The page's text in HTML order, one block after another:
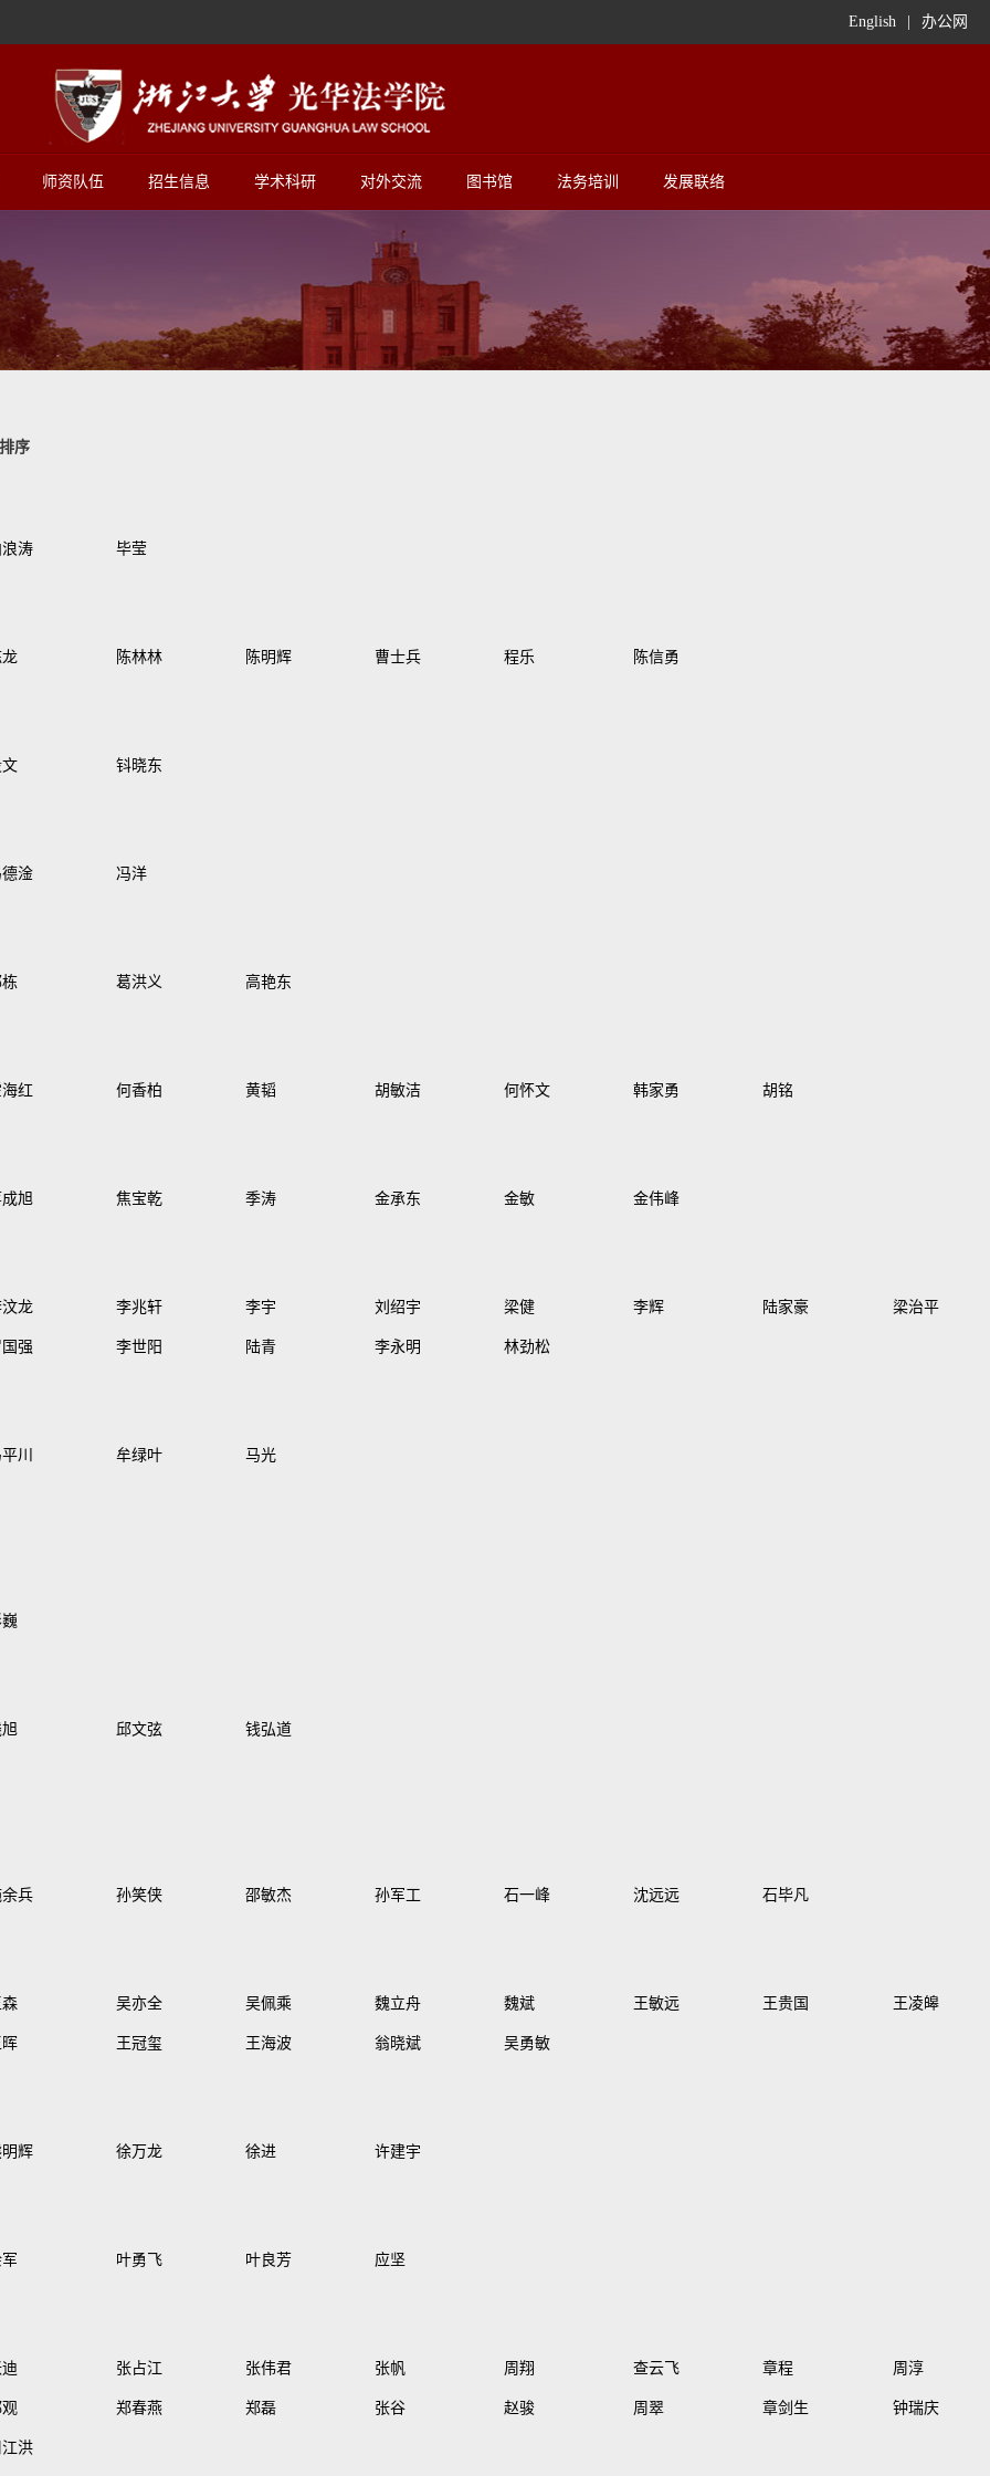
English 办公网
师资队伍 招生信息 学术科研 对外交流 图书馆 法务培训 发展联络
序
涛 毕莹
龙 陈林林 陈明辉 曹士兵 程乐 陈信勇
钭晓东
德淦 冯洋
葛洪义 高艳东
海红 何香柏 黄韬 胡敏洁 何怀文 韩家勇 胡铭
旭 焦宝乾 季涛 金承东 金敏 金伟峰
龙 李兆轩 李宇 刘绍宇 梁健 李辉 陆家豪 梁治平
国强 李世阳 陆青 李永明 林劲松
川 牟绿叶 马光
巍
邱文弦 钱弘道
兵 孙笑侠 邵敏杰 孙军工 石一峰 沈远远 石毕凡
森 吴亦全 吴佩乘 魏立舟 魏斌 王敏远 王贵国 王凌皞
晖 王冠玺 王海波 翁晓斌 吴勇敏
明辉 徐万龙 徐进 许建宇
叶勇飞 叶良芳 应坚
张占江 张伟君 张帆 周翔 查云飞 章程 周淳
郑春燕 郑磊 张谷 赵骏 周翠 章剑生 钟瑞庆
江洪